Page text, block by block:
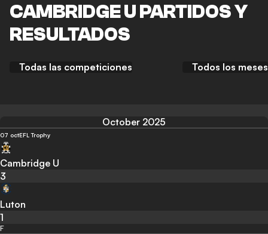
CAMBRIDGE U PARTIDOS Y
RESULTADOS
Todas las competiciones Todos los meses
October 2025
07 octEFL Trophy
Cambridge U
3
Luton
1
F